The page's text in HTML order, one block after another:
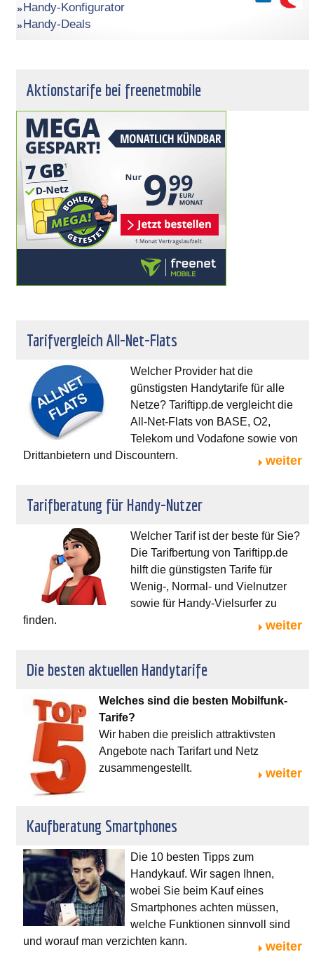
Handy-Konfigurator
Handy-Deals
Aktionstarife bei freenetmobile
Tarifvergleich All-Net-Flats
Welcher Provider hat die
günstigsten Handytarife für alle
Netze? Tariftipp.de vergleicht die
All-Net-Flats von BASE, O2,
Telekom und Vodafone sowie von
Drittanbietern und Discountern.
weiter
Tarifberatung für Handy-Nutzer
Welcher Tarif ist der beste für Sie?
Die Tarifbertung von Tariftipp.de
hilft die günstigsten Tarife für
Wenig-, Normal- und Vielnutzer
sowie für Handy-Vielsurfer zu
finden.
weiter
Die besten aktuellen Handytarife
Welches sind die besten Mobilfunk-
Tarife?
Wir haben die preislich attraktivsten
Angebote nach Tarifart und Netz
zusammengestellt.
weiter
Kaufberatung Smartphones
Die 10 besten Tipps zum
Handykauf. Wir sagen Ihnen,
wobei Sie beim Kauf eines
Smartphones achten müssen,
welche Funktionen sinnvoll sind
und worauf man verzichten kann.
weiter